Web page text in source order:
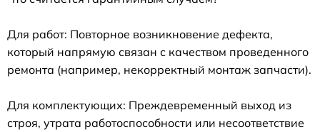
Для работ: Повторное возникновение дефекта,
который напрямую связан с качеством проведенного
ремонта (например, некорректный монтаж запчасти).
Для комплектующих: Преждевременный выход из
строя, утрата работоспособности или несоответствие